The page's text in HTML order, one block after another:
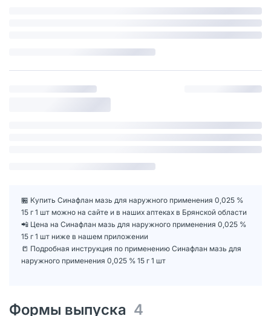
🏪 Купить Синафлан мазь для наружного применения 0,025 %
15 г 1 шт можно на сайте и в наших аптеках в Брянской области
📲 Цена на Синафлан мазь для наружного применения 0,025 %
15 г 1 шт ниже в нашем приложении
📒 Подробная инструкция по применению Синафлан мазь для
наружного применения 0,025 % 15 г 1 шт
Формы выпуска 4